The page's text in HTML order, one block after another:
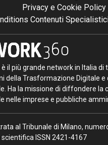
Privacy e Cookie Policy
Contenuti
è il più grande network in Italia di
della Trasformazione Digitale e
Ha la missione di diffondere la
nelle imprese e pubbliche
al Tribunale di Milano,
ISSN 2421-4167